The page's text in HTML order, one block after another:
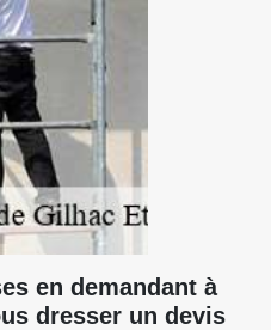
en demandant à
dresser un devis